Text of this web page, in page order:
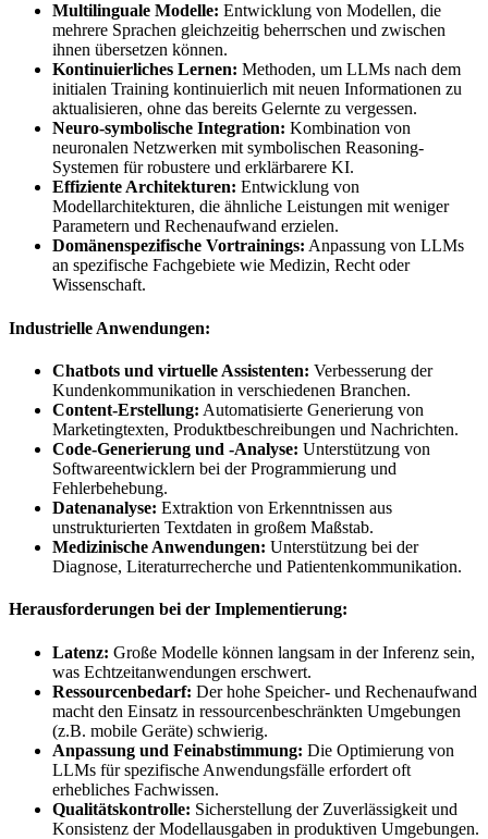
Multilinguale Modelle: Entwicklung von Modellen, die
mehrere Sprachen gleichzeitig beherrschen und zwischen
ihnen übersetzen können.
Kontinuierliches Lernen: Methoden, um LLMs nach dem
initialen Training kontinuierlich mit neuen Informationen zu
aktualisieren, ohne das bereits Gelernte zu vergessen.
Neuro-symbolische Integration: Kombination von
neuronalen Netzwerken mit symbolischen Reasoning-
Systemen für robustere und erklärbarere KI.
Effiziente Architekturen: Entwicklung von
Modellarchitekturen, die ähnliche Leistungen mit weniger
Parametern und Rechenaufwand erzielen.
Domänenspezifische Vortrainings: Anpassung von LLMs
an spezifische Fachgebiete wie Medizin, Recht oder
Wissenschaft.
Industrielle Anwendungen:
Chatbots und virtuelle Assistenten: Verbesserung der
Kundenkommunikation in verschiedenen Branchen.
Content-Erstellung: Automatisierte Generierung von
Marketingtexten, Produktbeschreibungen und Nachrichten.
Code-Generierung und -Analyse: Unterstützung von
Softwareentwicklern bei der Programmierung und
Fehlerbehebung.
Datenanalyse: Extraktion von Erkenntnissen aus
unstrukturierten Textdaten in großem Maßstab.
Medizinische Anwendungen: Unterstützung bei der
Diagnose, Literaturrecherche und Patientenkommunikation.
Herausforderungen bei der Implementierung:
Latenz: Große Modelle können langsam in der Inferenz sein,
was Echtzeitanwendungen erschwert.
Ressourcenbedarf: Der hohe Speicher- und Rechenaufwand
macht den Einsatz in ressourcenbeschränkten Umgebungen
(z.B. mobile Geräte) schwierig.
Anpassung und Feinabstimmung: Die Optimierung von
LLMs für spezifische Anwendungsfälle erfordert oft
erhebliches Fachwissen.
Qualitätskontrolle: Sicherstellung der Zuverlässigkeit und
Konsistenz der Modellausgaben in produktiven Umgebungen.